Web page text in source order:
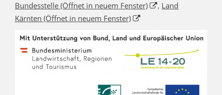
Bundesstelle (Öffnet in neuem Fenster) , Land
Kärnten (Öffnet in neuem Fenster)